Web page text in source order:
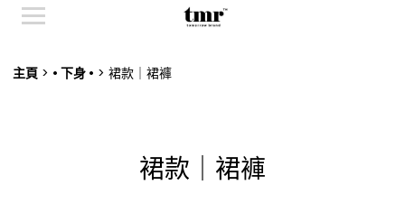
主頁 • 下身 • 裙款｜裙褲
裙款｜裙褲